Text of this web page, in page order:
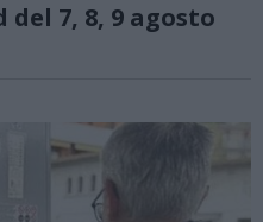
7, 8, 9 agosto